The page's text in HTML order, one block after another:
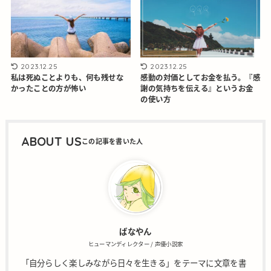
2023.12.25
私は死ぬことよりも、何も残せな
かったことの方が怖い
2023.12.25
感動の対価としてお金を払う。『感
謝の気持ちを伝える』というお金
の使い方
ABOUT US
ばなやん
ヒューマンディレクター / 声優小説家
「自分らしく楽しみながら日々を生きる」をテーマに文章を書